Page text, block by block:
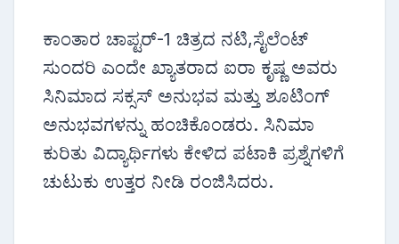
ಕಾಂತಾರ ಚಾಪ್ಟರ್-1 ಚಿತ್ರದ ನಟಿ,ಸೈಲೆಂಟ್
ಸುಂದರಿ ಎಂದೇ ಖ್ಯಾತರಾದ ಐರಾ ಕೃಷ್ಣ ಅವರು
ಸಿನಿಮಾದ ಸಕ್ಸಸ್ ಅನುಭವ ಮತ್ತು ಶೂಟಿಂಗ್
ಅನುಭವಗಳನ್ನು ಹಂಚಿಕೊಂಡರು. ಸಿನಿಮಾ
ಕುರಿತು ವಿದ್ಯಾರ್ಥಿಗಳು ಕೇಳಿದ ಪಟಾಕಿ ಪ್ರಶ್ನೆಗಳಿಗೆ
ಚುಟುಕು ಉತ್ತರ ನೀಡಿ ರಂಜಿಸಿದರು.